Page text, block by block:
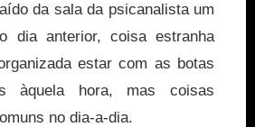
da sala da psicanalista um
dia anterior, coisa estranha
estar com as botas
àquela hora, mas coisas
no dia-a-dia.